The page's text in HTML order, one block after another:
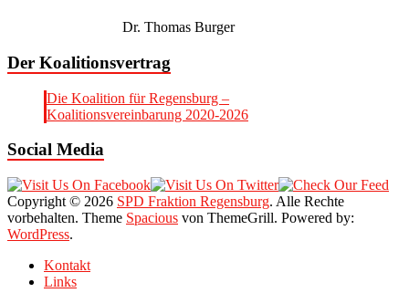
Dr. Thomas Burger
Der Koalitionsvertrag
Die Koalition für Regensburg –
Koalitionsvereinbarung 2020-2026
Social Media
Copyright © 2026 SPD Fraktion Regensburg. Alle Rechte
vorbehalten. Theme Spacious von ThemeGrill. Powered by:
WordPress.
Kontakt
Links